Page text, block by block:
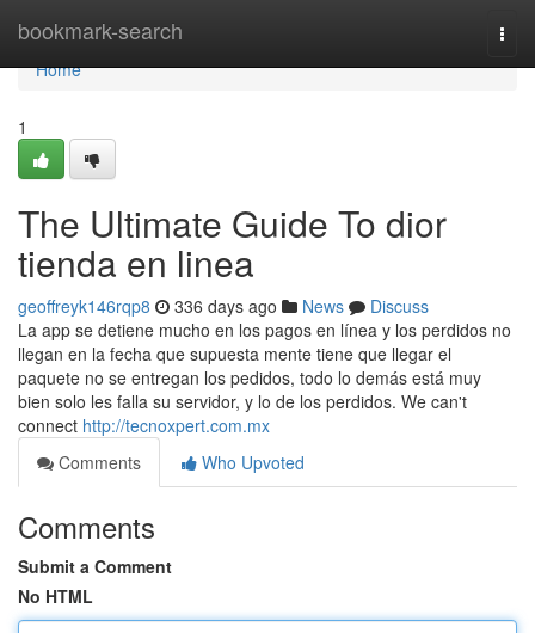
bookmark-search
Home
Home
1
The Ultimate Guide To dior
tienda en linea
geoffreyk146rqp8 336 days ago News
Discuss
La app se detiene mucho en los pagos en línea y los perdidos no
llegan en la fecha que supuesta mente tiene que llegar el
paquete no se entregan los pedidos, todo lo demás está muy
bien solo les falla su servidor, y lo de los perdidos. We can't
connect http://tecnoxpert.com.mx
Comments
Who Upvoted
Comments
Submit a Comment
No HTML